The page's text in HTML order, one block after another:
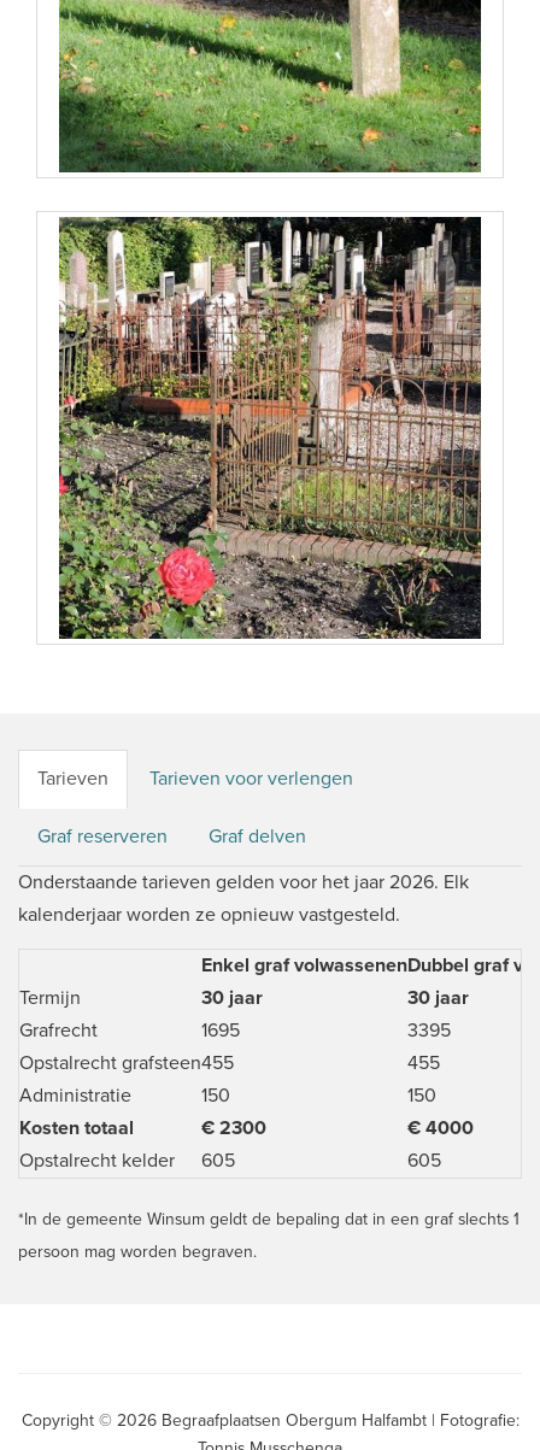
Tarieven Tarieven voor verlengen
Graf reserveren
Graf delven
Onderstaande tarieven gelden voor het jaar 2026. Elk
kalenderjaar worden ze opnieuw vastgesteld.
Enkel graf volwassenenDubbel graf
Termijn
30 jaar
30 jaar
Grafrecht
1695
3395
Opstalrecht grafsteen455
455
Administratie
150
150
Kosten totaal
€ 2300
€ 4000
Opstalrecht kelder
605 605
*In de gemeente Winsum geldt de bepaling dat in een graf slechts 1
persoon mag worden begraven.
Copyright © 2026 Begraafplaatsen Obergum Halfambt | Fotografie: